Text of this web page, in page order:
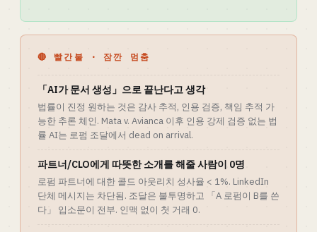
🔴 빨간불 · 잠깐 멈춤
「AI가 문서 생성」으로 끝난다고 생각
법률이 진정 원하는 것은 감사 추적, 인용 검증, 책임 추적 가
능한 추론 체인. Mata v. Avianca 이후 인용 강제 검증 없는 법
률 AI는 로펌 조달에서 dead on arrival.
파트너/CLO에게 따뜻한 소개를 해줄 사람이 0명
로펌 파트너에 대한 콜드 아웃리치 성사율 < 1%. LinkedIn
단체 메시지는 차단됨. 조달은 불투명하고 「A 로펌이 B를 쓴
다」 입소문이 전부. 인맥 없이 첫 거래 0.